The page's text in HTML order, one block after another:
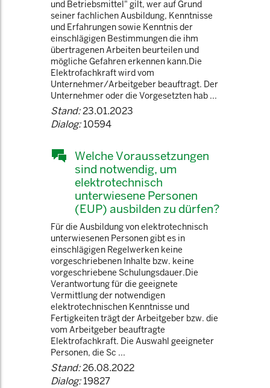
und Betriebsmittel" gilt, wer auf Grund
seiner fachlichen Ausbildung, Kenntnisse
und Erfahrungen sowie Kenntnis der
einschlägigen Bestimmungen die ihm
übertragenen Arbeiten beurteilen und
mögliche Gefahren erkennen kann.Die
Elektrofachkraft wird vom
Unternehmer/Arbeitgeber beauftragt. Der
Unternehmer oder die Vorgesetzten hab ...
Stand:23.01.2023
Dialog:10594
Welche Voraussetzungen
sind notwendig, um
elektrotechnisch
unterwiesene Personen
(EUP) ausbilden zu dürfen?
Für die Ausbildung von elektrotechnisch
unterwiesenen Personen gibt es in
einschlägigen Regelwerken keine
vorgeschriebenen Inhalte bzw. keine
vorgeschriebene Schulungsdauer.Die
Verantwortung für die geeignete
Vermittlung der notwendigen
elektrotechnischen Kenntnisse und
Fertigkeiten trägt der Arbeitgeber bzw. die
vom Arbeitgeber beauftragte
Elektrofachkraft. Die Auswahl geeigneter
Personen, die Sc ...
Stand:26.08.2022
Dialog:19827